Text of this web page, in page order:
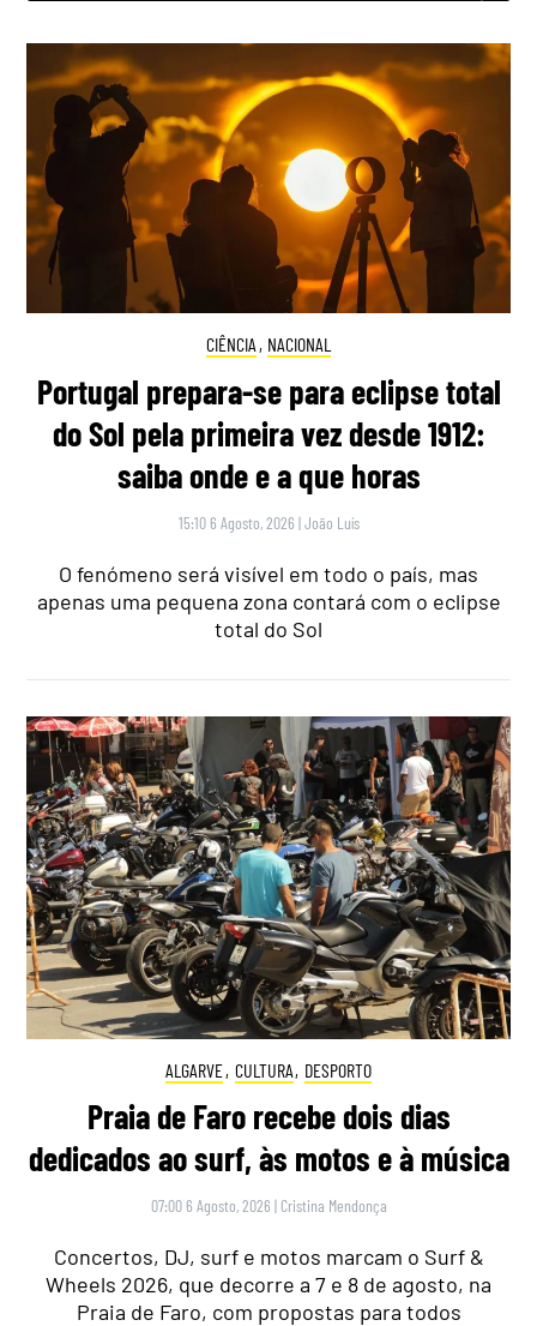
CIÊNCIA , NACIONAL
Portugal prepara-se para eclipse total
do Sol pela primeira vez desde 1912:
saiba onde e a que horas
15:10 6 Agosto, 2026 |João Luís
O fenómeno será visível em todo o país, mas
apenas uma pequena zona contará com o eclipse
total do Sol
ALGARVE, CULTURA, DESPORTO
Praia de Faro recebe dois dias
dedicados ao surf, às motos e à música
07:00 6 Agosto, 2026 | Cristina Mendonça
Concertos, DJ, surf e motos marcam o Surf &
Wheels 2026, que decorre a 7 e 8 de agosto, na
Praia de Faro, com propostas para todos